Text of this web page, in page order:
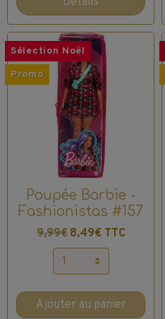
Sélection Noël
Promo
Poupée Barbie -
Fashionistas #157
9,99€ 8,49€ TTC
Ajouter au panier